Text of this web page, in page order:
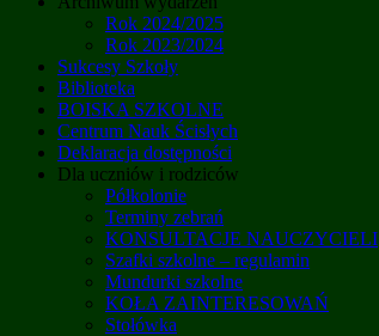
Rok 2024/2025
Rok 2023/2024
Sukcesy Szkoły
Biblioteka
BOISKA SZKOLNE
Centrum Nauk Ścisłych
Deklaracja dostępności
Dla uczniów i rodziców
Półkolonie
Terminy zebrań
KONSULTACJE NAUCZYCIELI
Szafki szkolne – regulamin
Mundurki szkolne
KOŁA ZAINTERESOWAŃ
Stołówka